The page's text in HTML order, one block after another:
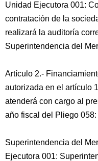
Unidad Ejecutora 001:
contratación de la
realizará la auditoría
Superintendencia del
Artículo 2.-
autorizada en el artículo
atenderá con cargo al
año fiscal del Pliego 058:
Superintendencia del
Ejecutora 001: